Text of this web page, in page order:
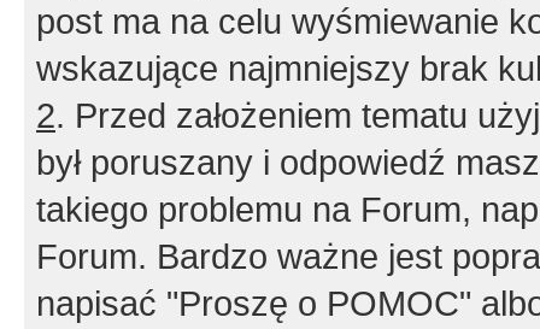
post ma na celu wyśmiewanie
wskazujące najmniejszy brak
2. Przed założeniem tematu
był poruszany i odpowiedź
takiego problemu na Forum,
Forum. Bardzo ważne jest
napisać "Proszę o POMOC"